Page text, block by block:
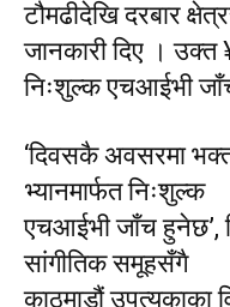
टौमढीदेखि दरबार
जानकारी दिए । उक्त
निःशुल्क एचआईभी
‘दिवसकै अवसरमा
भ्यानमार्फत निःशुल्क
एचआईभी जाँच हुनेछ’,
सांगीतिक समूहसँगै
काठमाडौं